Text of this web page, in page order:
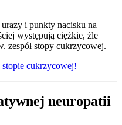
i punkty nacisku na
występują ciężkie, źle
zespół stopy cukrzycowej.
cukrzycowej!
neuropatii